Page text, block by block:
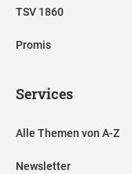
TSV 1860
Promis
Services
Alle Themen von A-Z
Newsletter